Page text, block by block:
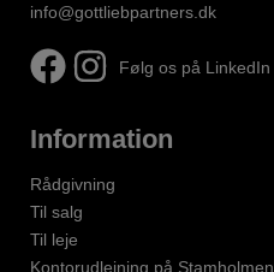
info@gottliebpartners.dk
Følg os på LinkedIn
Information
Rådgivning
Til salg
Til leje
Kontorudlejning på Stamholmen